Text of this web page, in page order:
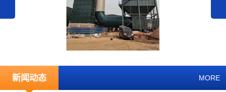
新闻动态 MORE